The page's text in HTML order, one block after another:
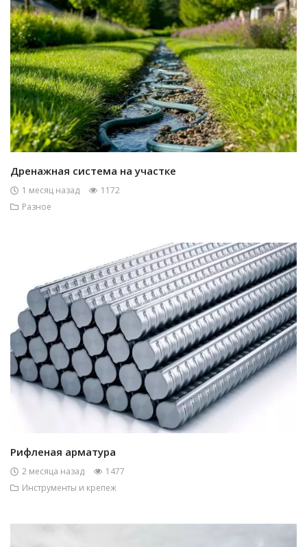
Дренажная система на участке
1 месяц назад
1172
Разное
Рифленая арматура
2 месяца назад
1477
Инструменты и крепеж